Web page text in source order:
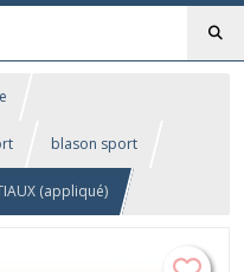
blason sport
(appliqué)